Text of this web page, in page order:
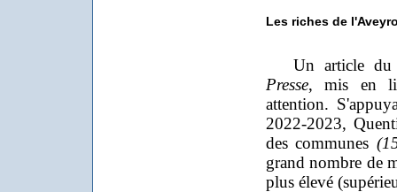
Les riches de
Un article du
Presse, mis en
attention.
2022-2023,
des communes
grand nombre de
plus élevé